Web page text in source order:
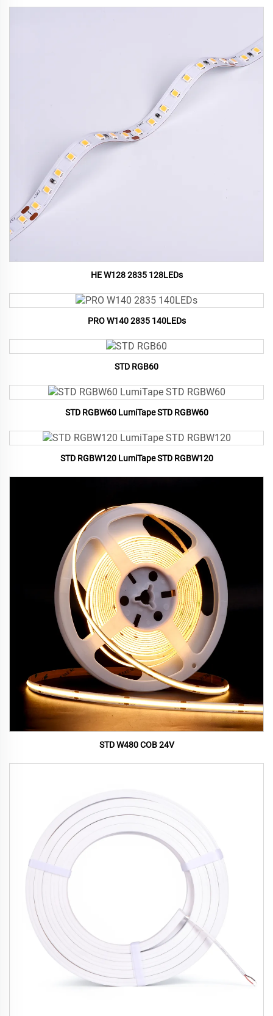
HE W128 2835 128LEDs
PRO W140 2835 140LEDs
STD RGB60
STD RGBW60 LumiTape STD RGBW60
STD RGBW120 LumiTape STD RGBW120
STD W480 COB 24V